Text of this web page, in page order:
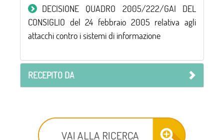
DECISIONE QUADRO 2005/222/GAI DEL
CONSIGLIO del 24 febbraio 2005 relativa agli
attacchi contro i sistemi di informazione
RECEPITO DA